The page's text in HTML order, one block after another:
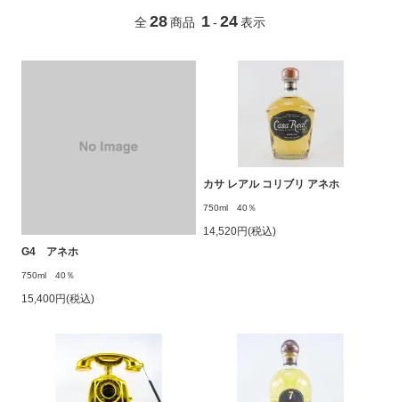
全 28 商品 1 - 24 表示
G4 アネホ
750ml 40％
15,400円(税込)
カサ レアル コリブリ アネホ
750ml 40％
14,520円(税込)